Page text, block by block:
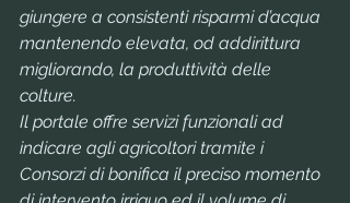
giungere a consistenti risparmi d’acqua
mantenendo elevata, od addirittura
migliorando, la produttività delle
colture.
Il portale offre servizi funzionali ad
indicare agli agricoltori tramite i
Consorzi di bonifica il preciso momento